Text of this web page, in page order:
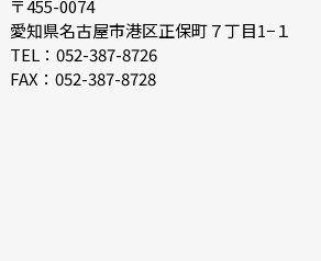
2021-04
2021-02
2020-12
〒455-0074
愛知県名古屋市港区正保町７丁目1−１
TEL：052-387-8726
FAX：052-387-8728